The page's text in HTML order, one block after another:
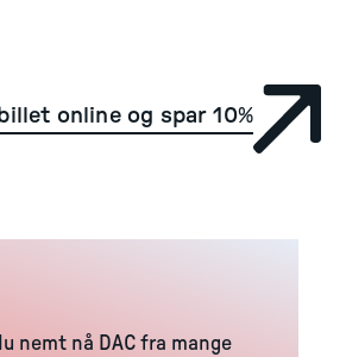
online og spar 10%
nemt nå DAC fra mange